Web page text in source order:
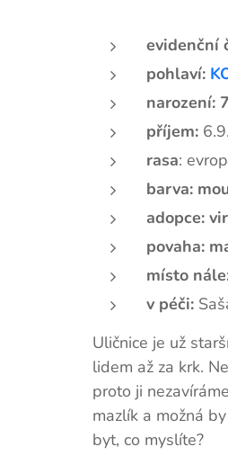
evidenční
pohlaví:
narození:
příjem:
rasa:
barva:
adopce:
povaha:
místo
v péči:
Uličnice je už
lidem až za krk.
proto ji
mazlík a možná
byt, co myslíte?